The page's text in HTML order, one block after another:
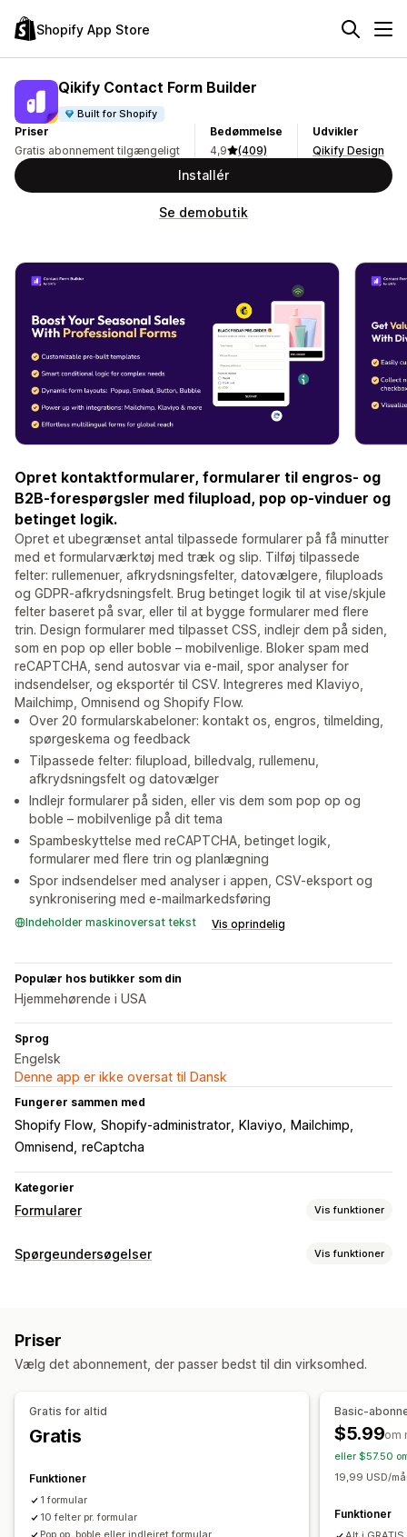
Shopify App Store
Qikify Contact Form Builder
Built for Shopify
Priser
Gratis abonnement tilgængeligt
Bedømmelse
4,9
(409)
Udvikler
Qikify Design
Installér
Se demobutik
Opret kontaktformularer, formularer til engros- og
B2B-forespørgsler med filupload, pop op-vinduer og
betinget logik.
Opret et ubegrænset antal tilpassede formularer på få minutter
med et formularværktøj med træk og slip. Tilføj tilpassede
felter: rullemenuer, afkrydsningsfelter, datovælgere, filuploads
og GDPR-afkrydsningsfelt. Brug betinget logik til at vise/skjule
felter baseret på svar, eller til at bygge formularer med flere
trin. Design formularer med tilpasset CSS, indlejr dem på siden,
som en pop op eller boble – mobilvenlige. Bloker spam med
reCAPTCHA, send autosvar via e-mail, spor analyser for
indsendelser, og eksportér til CSV. Integreres med Klaviyo,
Mailchimp, Omnisend og Shopify Flow.
Over 20 formularskabeloner: kontakt os, engros, tilmelding,
spørgeskema og feedback
Tilpassede felter: filupload, billedvalg, rullemenu,
afkrydsningsfelt og datovælger
Indlejr formularer på siden, eller vis dem som pop op og
boble – mobilvenlige på dit tema
Spambeskyttelse med reCAPTCHA, betinget logik,
formularer med flere trin og planlægning
Spor indsendelser med analyser i appen, CSV-eksport og
synkronisering med e-mailmarkedsføring
Indeholder maskinoversat tekst Vis oprindelig
Populær hos butikker som din
Hjemmehørende i USA
Sprog
Engelsk
Denne app er ikke oversat til Dansk
Fungerer sammen med
Shopify Flow Shopify-administrator Klaviyo
Mailchimp
Omnisend
reCaptcha
Kategorier
Formularer Vis funktioner
Formulartyper
Tilpasning
Tilpasset CSS
Flere sprog
Betinget logik
Automatisk synkronisering
Kontrolpanel
Formularbegrænsninger
CAPTCHA
Spørgeundersøgelser Vis funktioner
Integrerede formularer
Pop op-vinduer Redigering i realtid Planlægning
Produktfeedback
Administration af indsendelser
Mail
Dataeksport Analyser Kundesegmenter CAPTCHA
Priser
Vælg det abonnement, der passer bedst til din virksomhed.
Gratis for altid
Gratis
Funktioner
1 formular
10 felter pr. formular
Basic-
$5.99om
eller $57.50
19,99 USD/
Funktioner